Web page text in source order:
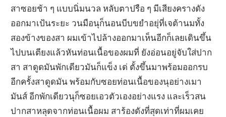
สาซอยช้า ๆ แบบนิ่มนวล หลับตาปรือ ๆ มีเสียงครางดัง
ออกมาเป้นระยะ วนมือนุก็นอนบีบขยำอยุ่ที่เจต้านมทั้ง
สองข้างของสา ผมเข้าไปล้างออกมาเห็นอีกก็เลยเดินขึ้น
ไปบนเตียงแล้วหันท่อนเนื้อของผมที่ ยังอ่อนอยู่จับใส่ปาก
สา สาดูดมันพักเดียวมันก็แข็ง เด่ ตั้งขึ้นมาพร้อมออกรบ
อีกครั้งสาดูดมัน พร้อมกับซอยท่อนเนื้อของนุอย่างเมา
มันส์ อีกพักเดียวนุก็ซอยเอวตัวเองอย่างแรง และเร็วสน
ปากสาหลุดจากท่อนเนื้อผม สาร้องดังที่สุดเท่าที่ผมเคย